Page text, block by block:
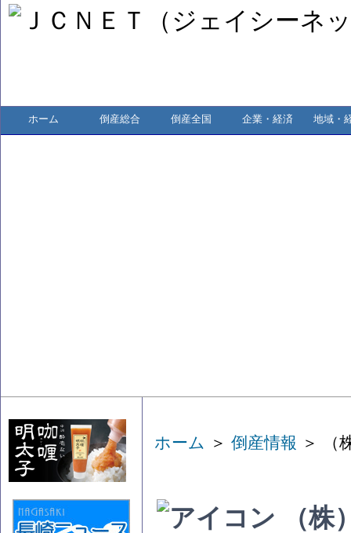
ホーム 倒産総合 倒産全国 企業・経済 地域・
ホーム ＞ 倒産情報 ＞ （
（株